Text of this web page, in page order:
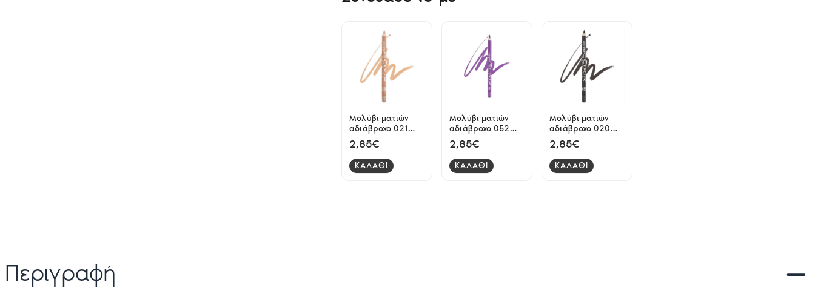
Μολύβι ματιών
αδιάβροχο 021
navajo Elixir
2,85€
ΚΑΛΑΘΙ
Μολύβι ματιών
αδιάβροχο 052
violet night Elixir
2,85€
ΚΑΛΑΘΙ
Μολύβι ματιών
αδιάβροχο 020
grape Elixir
2,85€
ΚΑΛΑΘΙ
Περιγραφή